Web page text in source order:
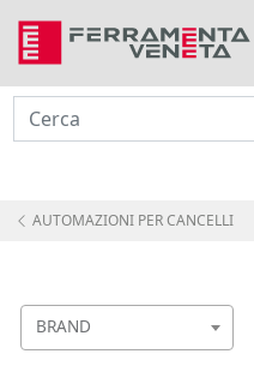
Cerca
AUTOMAZIONI PER CANCELLI
BRAND